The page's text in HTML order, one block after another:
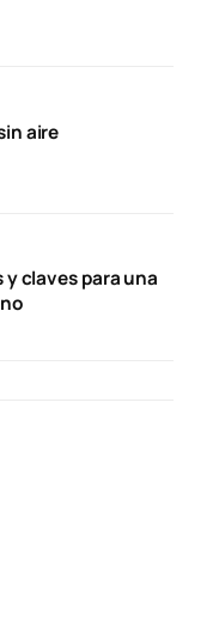
aire
claves para una